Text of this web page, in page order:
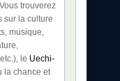
Vous trouverez
sur la culture
musique,
le Uechi-
la chance et